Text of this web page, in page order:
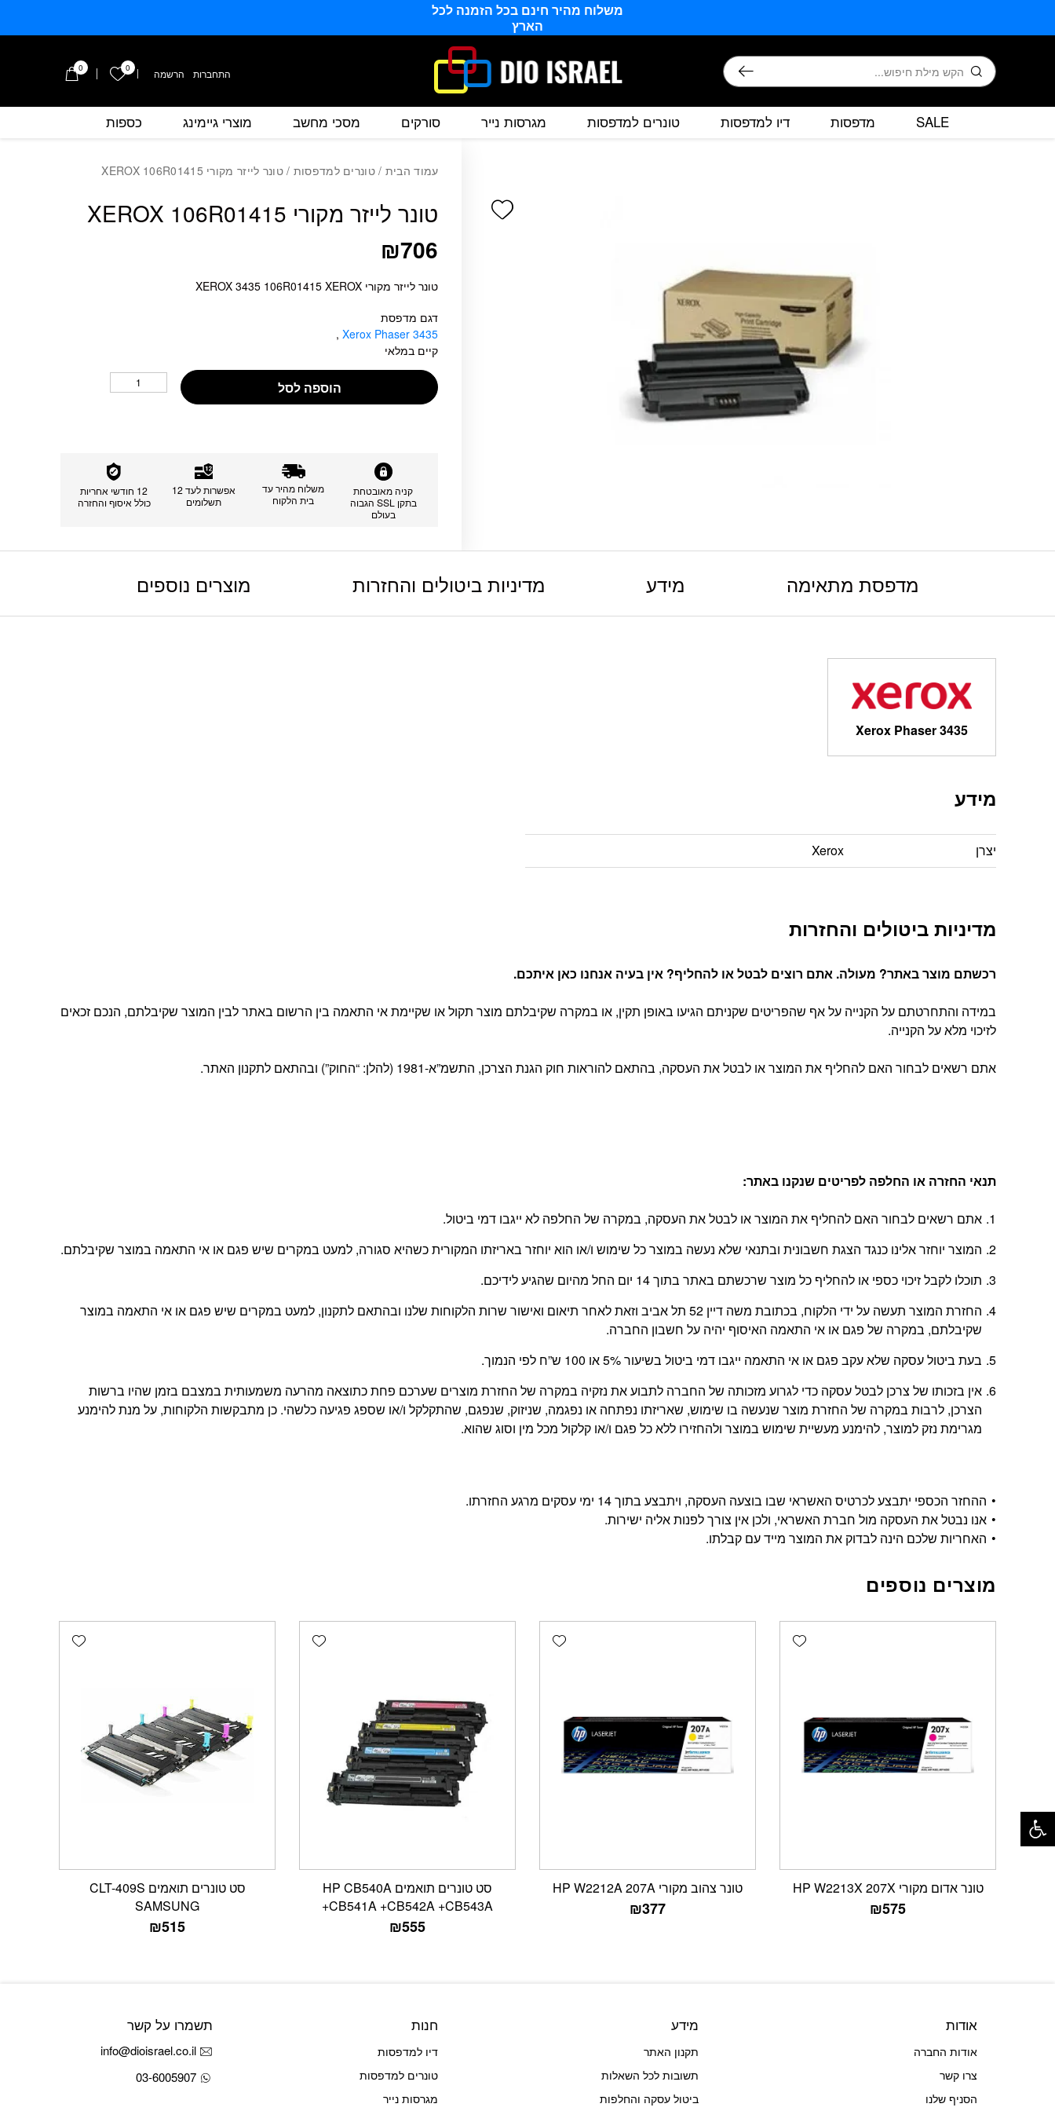
משלוח מהיר חינם בכל הזמנה לכל
הארץ
התחברות הרשמה 0 הרשימה שלי
0 חיפוש
SALE מדפסות דיו למדפסות טונרים למדפסות מגרסות נייר סורקים מסכי מחשב מוצרי גיימינג כספות
עמוד הבית /טונרים למדפסות / טונר לייזר מקורי XEROX 106R01415
טונר לייזר מקורי XEROX 106R01415
₪706
טונר לייזר מקורי XEROX 3435 106R01415 XEROX
דגם מדפסת
Xerox Phaser 3435
,
קיים במלאי
הוספה לסל
קניה מאובטחת
בתקן SSL הגבוה
בעולם
משלוח מהיר עד
בית הלקוח
אפשרות לעד 12
תשלומים
12 חודשי אחריות
כולל איסוף והחזרה
Add wishlist
מדפסת מתאימה מידע מדיניות ביטולים והחזרות מוצרים נוספים
Xerox Phaser 3435
מידע
יצרן Xerox
מדיניות ביטולים והחזרות
רכשתם מוצר באתר? מעולה. אתם רוצים לבטל או להחליף? אין בעיה אנחנו כאן איתכם.
במידה והתחרטתם על הקנייה על אף שהפריטים שקניתם הגיעו באופן תקין, או במקרה שקיבלתם מוצר תקול או שקיימת אי התאמה בין הרשום באתר לבין המוצר שקיבלתם, הנכם זכאים
לזיכוי מלא על הקנייה.
אתם רשאים לבחור האם להחליף את המוצר או לבטל את העסקה, בהתאם להוראות חוק הגנת הצרכן, התשמ”א-1981 (להלן: “החוק”) ובהתאם לתקנון האתר.
תנאי החזרה או החלפה לפריטים שנקנו באתר:
אתם רשאים לבחור האם להחליף את המוצר או לבטל את העסקה, במקרה של החלפה לא ייגבו דמי ביטול.
המוצר יוחזר אלינו כנגד הצגת חשבונית ובתנאי שלא נעשה במוצר כל שימוש ו/או הוא יוחזר באריזתו המקורית כשהיא סגורה, למעט במקרים שיש פגם או אי התאמה במוצר שקיבלתם.
תוכלו לקבל זיכוי כספי או להחליף כל מוצר שרכשתם באתר בתוך 14 יום החל מהיום שהגיע לידיכם.
החזרת המוצר תעשה על ידי הלקוח, בכתובת משה דיין 52 תל אביב וזאת לאחר תיאום ואישור שרות הלקוחות שלנו ובהתאם לתקנון, למעט במקרים שיש פגם או אי התאמה במוצר
שקיבלתם, במקרה של פגם או אי התאמה האיסוף יהיה על חשבון החברה.
בעת ביטול עסקה שלא עקב פגם או אי התאמה ייגבו דמי ביטול בשיעור 5% או 100 ש”ח לפי הנמוך.
אין בזכותו של צרכן לבטל עסקה כדי לגרוע מזכותה של החברה לתבוע את נזקיה במקרה של החזרת מוצרים שערכם פחת כתוצאה מהרעה משמעותית במצבם בזמן שהיו ברשות
הצרכן, לרבות במקרה של החזרת מוצר שנעשה בו שימוש, שאריזתו נפתחה או נפגמה, שניזוק, שנפגם, שהתקלקל ו/או שספג פגיעה כלשהי. כן מתבקשות הלקוחות, על מנת להימנע
מגרימת נזק למוצר, להימנע מעשיית שימוש במוצר ולהחזירו ללא כל פגם ו/או קלקול מכל מין וסוג שהוא.
ההחזר הכספי יתבצע לכרטיס האשראי שבו בוצעה העסקה, ויתבצע בתוך 14 ימי עסקים מרגע החזרתו.
אנו נבטל את העסקה מול חברת האשראי, ולכן אין צורך לפנות אליה ישירות.
האחריות שלכם הינה לבדוק את המוצר מייד עם קבלתו.
מוצרים נוספים
Add wishlist
טונר אדום מקורי HP W2213X 207X
₪575
Add wishlist
טונר צהוב מקורי HP W2212A 207A
₪377
Add wishlist
סט טונרים תואמים HP CB540A
+CB541A +CB542A +CB543A
₪555
Add wishlist
סט טונרים תואמים CLT-409S
SAMSUNG
₪515
אודות
אודות החברה
צרו קשר
הסניף שלנו
מידע
תקנון האתר
תשובות לכל השאלות
ביטול עסקה והחלפות
חנות
דיו למדפסות
טונרים למדפסות
מגרסות נייר
תשמרו על קשר
info@dioisrael.co.il
03-6005907
פתח סרגל נגישות